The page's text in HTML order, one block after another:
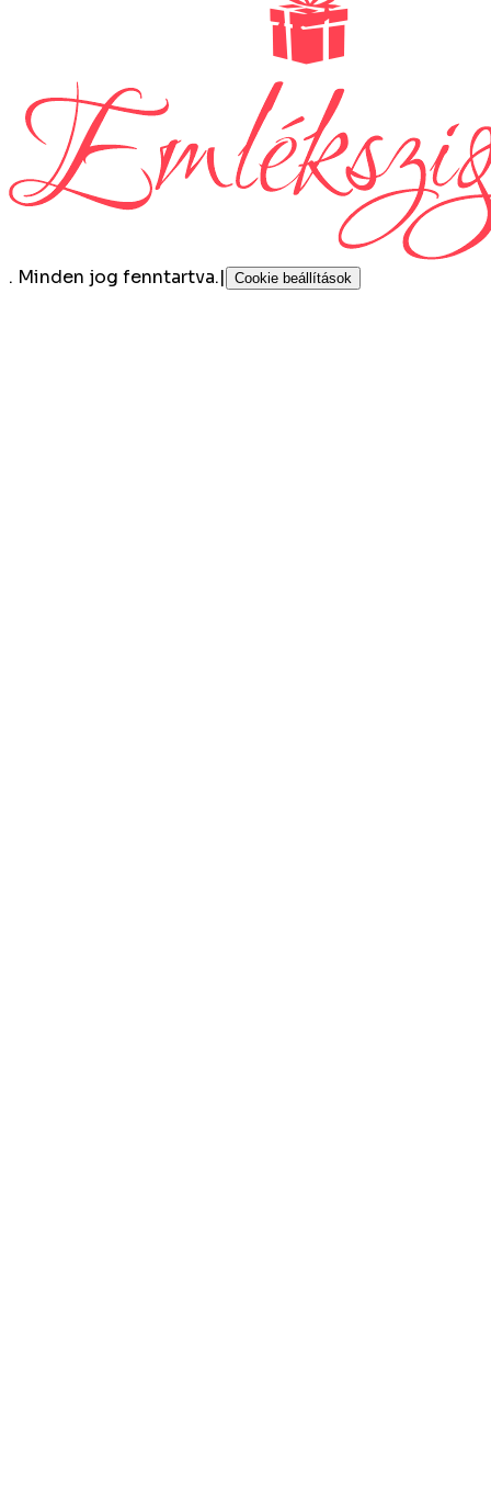
. Minden jog fenntartva.| Cookie beállítások